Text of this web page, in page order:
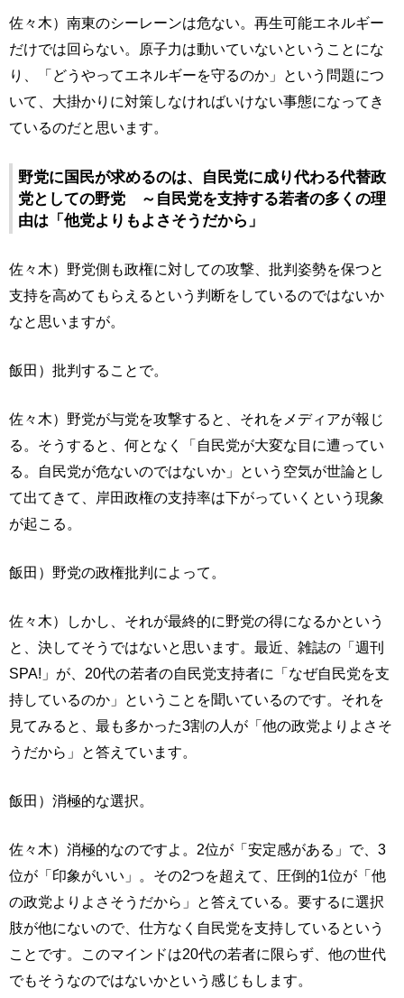
佐々木）南東のシーレーンは危ない。再生可能エネルギー
だけでは回らない。原子力は動いていないということにな
り、「どうやってエネルギーを守るのか」という問題につ
いて、大掛かりに対策しなければいけない事態になってき
ているのだと思います。
野党に国民が求めるのは、自民党に成り代わる代替政
党としての野党 ～自民党を支持する若者の多くの理
由は「他党よりもよさそうだから」
佐々木）野党側も政権に対しての攻撃、批判姿勢を保つと
支持を高めてもらえるという判断をしているのではないか
なと思いますが。
飯田）批判することで。
佐々木）野党が与党を攻撃すると、それをメディアが報じ
る。そうすると、何となく「自民党が大変な目に遭ってい
る。自民党が危ないのではないか」という空気が世論とし
て出てきて、岸田政権の支持率は下がっていくという現象
が起こる。
飯田）野党の政権批判によって。
佐々木）しかし、それが最終的に野党の得になるかという
と、決してそうではないと思います。最近、雑誌の「週刊
SPA!」が、20代の若者の自民党支持者に「なぜ自民党を支
持しているのか」ということを聞いているのです。それを
見てみると、最も多かった3割の人が「他の政党よりよさそ
うだから」と答えています。
飯田）消極的な選択。
佐々木）消極的なのですよ。2位が「安定感がある」で、3
位が「印象がいい」。その2つを超えて、圧倒的1位が「他
の政党よりよさそうだから」と答えている。要するに選択
肢が他にないので、仕方なく自民党を支持しているという
ことです。このマインドは20代の若者に限らず、他の世代
でもそうなのではないかという感じもします。